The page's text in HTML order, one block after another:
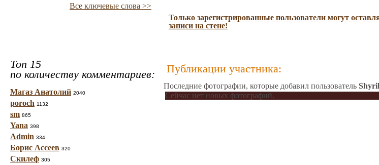
Все ключевые слова >>
Топ 15
по количеству комментариев:
Магаз Анатолий 2040
poroch 1132
sm 865
Yana 398
Admin 334
Борис Ассеев 320
Скилеф 305
Только зарегистрированные пользователи могут
записи на стене!
Публикации участника:
Последние фотографии, которые добавил пользователь
Сейчас нет новых фотографий.